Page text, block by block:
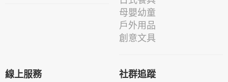
母嬰幼童
戶外用品
創意文具
線上服務 社群追蹤